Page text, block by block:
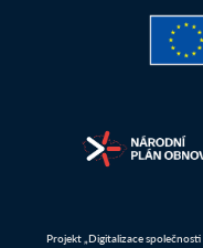
Projekt „Digitalizace